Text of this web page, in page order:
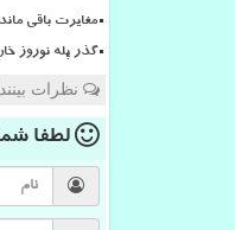
مغایرت باقی مانده
گذر پله نوروز
نظرات
لطفا